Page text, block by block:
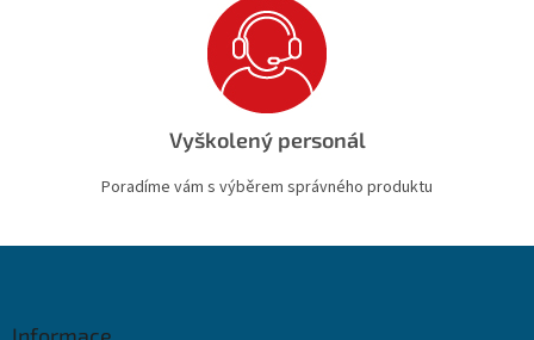
Vyškolený personál
Poradíme vám s výběrem správného produktu